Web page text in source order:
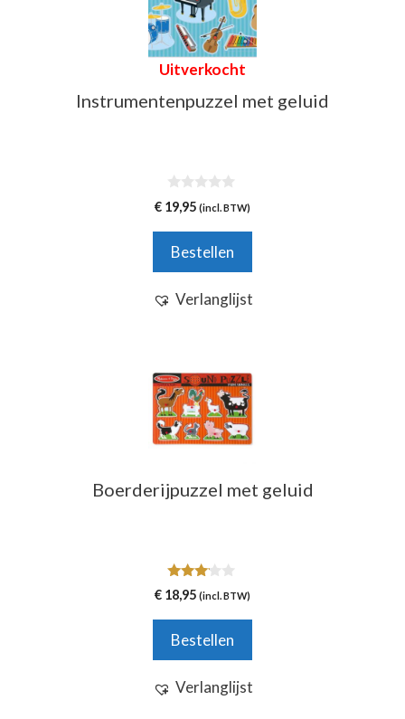
Uitverkocht
Instrumentenpuzzel met geluid
0
v
5
€ 19,95 (incl. BTW)
Bestellen
Verlanglijst
Boerderijpuzzel met geluid
3.00
van 5
€ 18,95 (incl. BTW)
Bestellen
Verlanglijst